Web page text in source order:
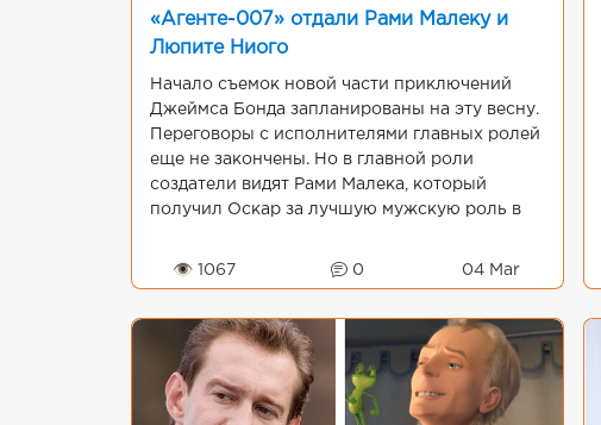
«Агенте-007» отдали Рами Малеку и
Люпите Ниого
Начало съемок новой части приключений
Джеймса Бонда запланированы на эту весну.
Переговоры с исполнителями главных ролей
еще не закончены. Но в главной роли
создатели видят Рами Малека, который
получил Оскар за лучшую мужскую роль в
девушки Бонда претендует ос...
👁 1067 0 04 Mar